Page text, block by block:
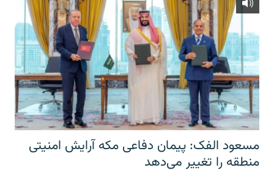
مسعود الفک: پیمان دفاعی مکه آرایش امنیتی
منطقه را تغییر می‌دهد